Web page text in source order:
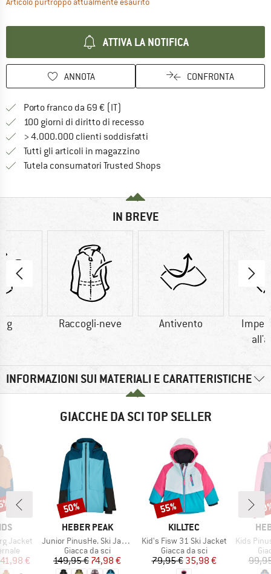
ATTIVA LA NOTIFICA
ANNOTA CONFRONTA
Porto franco da 69 € (IT)
100 giorni di diritto di recessoVai alla politica di recesso qui
> 4.000.000 clienti soddisfatti
Tutti gli articoli in magazzino
Tutela consumatori Trusted Shops
IN BREVE
g Raccogli-neve Antivento
INFORMAZIONI SUI MATERIALI E CARATTERISTICHE
GIACCHE DA SCI TOP SELLER
Jacket
ridotto
41,98 €
MARCHIO
HEBER PEAK
Articolo
Junior PinusHe. Ski Jacket
Gruppo di prodotti
Giacca da sci
Prezzo
149,95 €Prezzo ridotto
74,98 €
Sconto
50%
MARCHIO
KILLTEC
Articolo
Kid's Fisw 31 Ski Jacket
Gruppo di prodotti
Giacca da sci
Prezzo
79,95 €Prezzo ridotto
35,98 €
Sconto
55%
Articolo
Kids